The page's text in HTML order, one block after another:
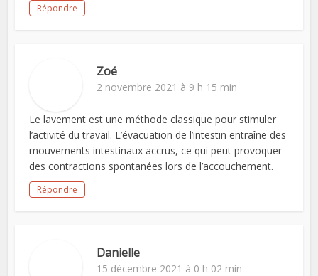
Répondre
Zoé
2 novembre 2021 à 9 h 15 min
Le lavement est une méthode classique pour stimuler
l’activité du travail. L’évacuation de l’intestin entraîne des
mouvements intestinaux accrus, ce qui peut provoquer
des contractions spontanées lors de l’accouchement.
Répondre
Danielle
15 décembre 2021 à 0 h 02 min